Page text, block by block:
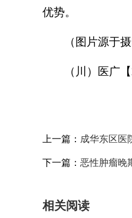
优势。
（图片源于
（ 川 ） 医广【
上一篇： 成华东区医
下一篇： 恶性肿瘤晚
相关阅读